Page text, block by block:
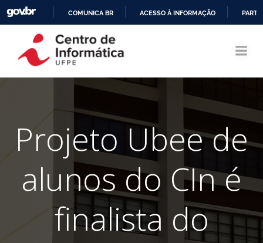
CONTEÚDO
COMUNICA BR ACESSO À INFORMAÇÃO
Projeto Ubee de
alunos do CIn é
finalista do